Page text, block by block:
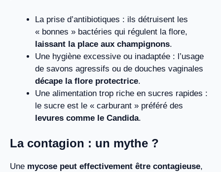
La prise d’antibiotiques : ils détruisent les
« bonnes » bactéries qui régulent la flore,
laissant la place aux champignons.
Une hygiène excessive ou inadaptée : l’usage
de savons agressifs ou de douches vaginales
décape la flore protectrice.
Une alimentation trop riche en sucres rapides :
le sucre est le « carburant » préféré des
levures comme le Candida.
La contagion : un mythe ?
Une mycose peut effectivement être contagieuse,